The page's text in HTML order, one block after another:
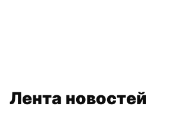
Лента новостей